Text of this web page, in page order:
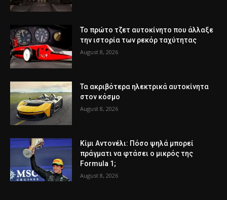
Το πρώτο τζετ αυτοκίνητο που άλλαξε
την ιστορία των ρεκόρ ταχύτητας
August 8, 2026
Τα ακριβότερα ηλεκτρικά αυτοκίνητα
στον κόσμο
August 8, 2026
Κίμι Αντονέλι: Πόσο ψηλά μπορεί
πράγματι να φτάσει ο μικρός της
Formula 1;
August 8, 2026